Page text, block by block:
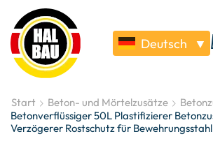
Deutsch ▼
Start Beton- und Mörtelzusätze
Betonverflüssiger 50L Plastifizierer
Verzögerer Rostschutz für